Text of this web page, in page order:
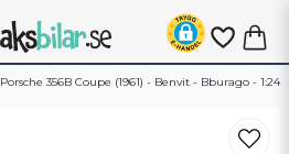
Porsche 356B Coupe (1961) - Benvit - Bburago - 1:24